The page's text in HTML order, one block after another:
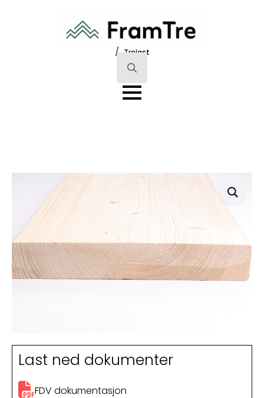
/ Trelast
Search
for:
Last ned dokumenter
FDV dokumentasjon